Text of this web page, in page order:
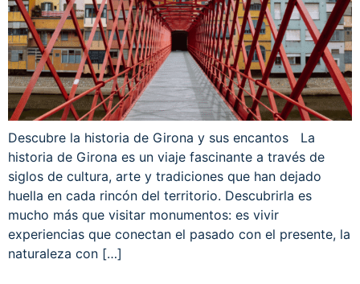
Descubre la historia de Girona y sus encantos La
historia de Girona es un viaje fascinante a través de
siglos de cultura, arte y tradiciones que han dejado
huella en cada rincón del territorio. Descubrirla es
mucho más que visitar monumentos: es vivir
experiencias que conectan el pasado con el presente, la
naturaleza con […]